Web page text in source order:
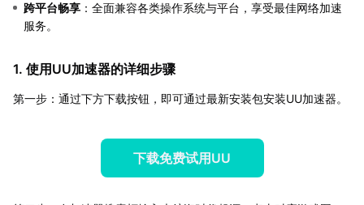
跨平台畅享 ：全面兼容各类操作系统与平台，享受最佳网络加速
服务。
1. 使用UU加速器的详细步骤
第一步：通过下方下载按钮，即可通过最新安装包安装UU加速器。
下载免费试用UU